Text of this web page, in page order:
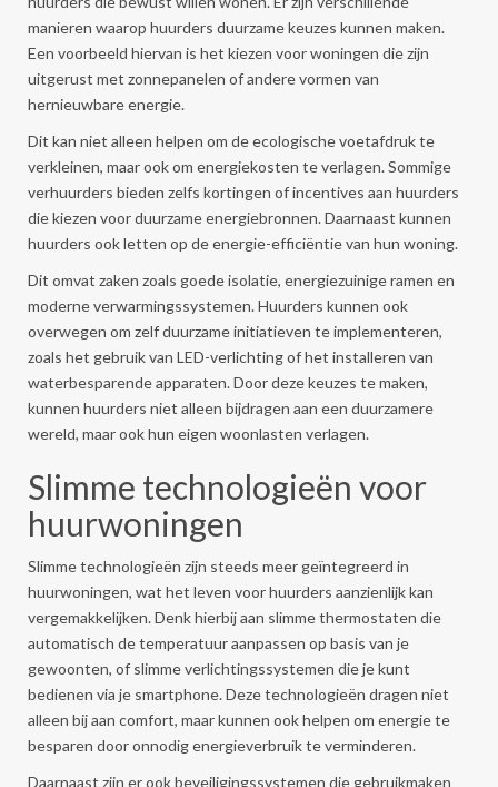
manieren waarop huurders duurzame keuzes kunnen maken.
Een voorbeeld hiervan is het kiezen voor woningen die zijn
uitgerust met zonnepanelen of andere vormen van
hernieuwbare energie.
Dit kan niet alleen helpen om de ecologische voetafdruk te
verkleinen, maar ook om energiekosten te verlagen. Sommige
verhuurders bieden zelfs kortingen of incentives aan huurders
die kiezen voor duurzame energiebronnen. Daarnaast kunnen
huurders ook letten op de energie-efficiëntie van hun woning.
Dit omvat zaken zoals goede isolatie, energiezuinige ramen en
moderne verwarmingssystemen. Huurders kunnen ook
overwegen om zelf duurzame initiatieven te implementeren,
zoals het gebruik van LED-verlichting of het installeren van
waterbesparende apparaten. Door deze keuzes te maken,
kunnen huurders niet alleen bijdragen aan een duurzamere
wereld, maar ook hun eigen woonlasten verlagen.
Slimme technologieën voor
huurwoningen
Slimme technologieën zijn steeds meer geïntegreerd in
huurwoningen, wat het leven voor huurders aanzienlijk kan
vergemakkelijken. Denk hierbij aan slimme thermostaten die
automatisch de temperatuur aanpassen op basis van je
gewoonten, of slimme verlichtingssystemen die je kunt
bedienen via je smartphone. Deze technologieën dragen niet
alleen bij aan comfort, maar kunnen ook helpen om energie te
besparen door onnodig energieverbruik te verminderen.
Daarnaast zijn er ook beveiligingssystemen die gebruikmaken